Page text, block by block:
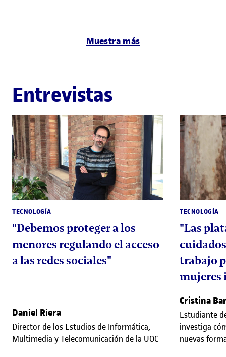
Muestra más
Entrevistas
TECNOLOGÍA
"Debemos proteger a los
menores regulando el acceso
a las redes sociales"
Daniel Riera
Director de los Estudios de Informática,
Multimedia y Telecomunicación de la UOC
TECNOLOGÍA
"Las
trabajo
mujeres
Cristina
Estudiante
investiga
nuevas